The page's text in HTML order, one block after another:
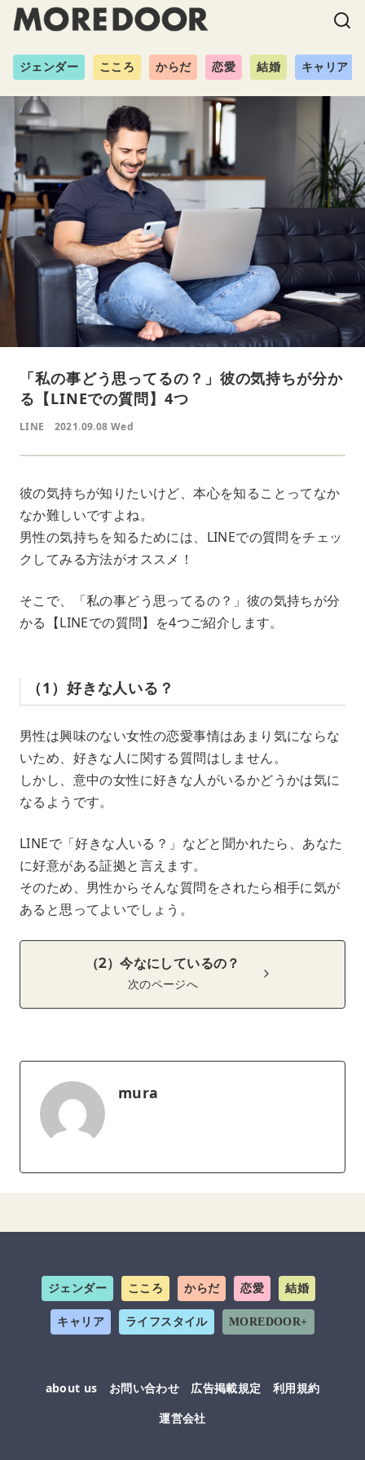
ジェンダー こころ からだ 恋愛 結婚 キャリア
「私の事どう思ってるの？」彼の気持ちが分か
る【LINEでの質問】4つ
LINE 2021.09.08 Wed
彼の気持ちが知りたいけど、本心を知ることってなか
なか難しいですよね。
男性の気持ちを知るためには、LINEでの質問をチェッ
クしてみる方法がオススメ！
そこで、「私の事どう思ってるの？」彼の気持ちが分
かる【LINEでの質問】を4つご紹介します。
（1）好きな人いる？
男性は興味のない女性の恋愛事情はあまり気にならな
いため、好きな人に関する質問はしません。
しかし、意中の女性に好きな人がいるかどうかは気に
なるようです。
LINEで「好きな人いる？」などと聞かれたら、あなた
に好意がある証拠と言えます。
そのため、男性からそんな質問をされたら相手に気が
あると思ってよいでしょう。
（2）今なにしているの？
次のページへ
mura
ジェンダー こころ からだ 恋愛 結婚
キャリア ライフスタイル MOREDOOR+
about us お問い合わせ 広告掲載規定
利用規約
運営会社